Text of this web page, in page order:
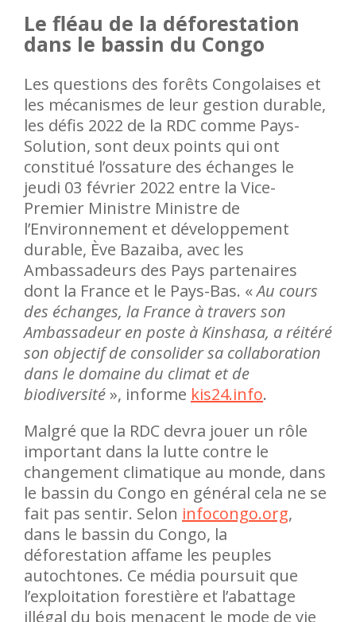
Le fléau de la déforestation
dans le bassin du Congo
Les questions des forêts Congolaises et
les mécanismes de leur gestion durable,
les défis 2022 de la RDC comme Pays-
Solution, sont deux points qui ont
constitué l’ossature des échanges le
jeudi 03 février 2022 entre la Vice-
Premier Ministre Ministre de
l’Environnement et développement
durable, Ève Bazaiba, avec les
Ambassadeurs des Pays partenaires
dont la France et le Pays-Bas. «Au cours
des échanges, la France à travers son
Ambassadeur en poste à Kinshasa, a réitéré
son objectif de consolider sa collaboration
dans le domaine du climat et de
biodiversité», informe kis24.info.
Malgré que la RDC devra jouer un rôle
important dans la lutte contre le
changement climatique au monde, dans
le bassin du Congo en général cela ne se
fait pas sentir. Selon infocongo.org,
dans le bassin du Congo, la
déforestation affame les peuples
autochtones. Ce média poursuit que
l’exploitation forestière et l’abattage
illégal du bois menacent le mode de vie